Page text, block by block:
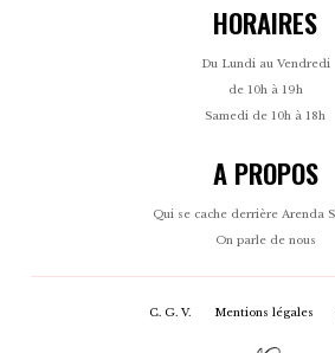
HORAIRES
Du Lundi au Vendredi
de 10h à 19h
Samedi de 10h à 18h
A PROPOS
Qui se cache derrière Arenda
On parle de nous
C. G. V. Mentions légales